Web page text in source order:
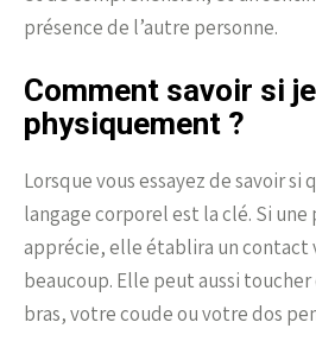
présence de l’autre personne.
Comment savoir si
physiquement ?
Lorsque vous essayez de savoir si
langage corporel est la clé. Si une
apprécie, elle établira un contact
beaucoup. Elle peut aussi
bras, votre coude ou votre dos